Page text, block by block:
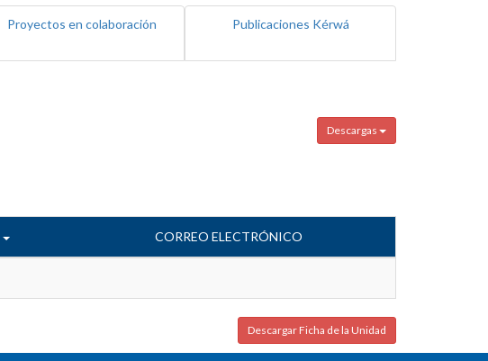
Proyectos en colaboración Publicaciones Kérwá
Descargas
CORREO ELECTRÓNICO
Descargar Ficha de la Unidad